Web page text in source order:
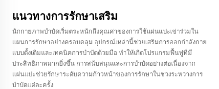
แนวทางการรักษาเสริม
นักกายภาพบำบัดเริ่มตระหนักถึงคุณค่าของการใช้แผ่นแปะเข่าร่วมใน
แผนการรักษาอย่างครอบคลุม อุปกรณ์เหล่านี้ช่วยเสริมการออกกำลังกาย
แบบดั้งเดิมและเทคนิคการบำบัดด้วยมือ ทำให้เกิดโปรแกรมฟื้นฟูที่มี
ประสิทธิภาพมากยิ่งขึ้น การสนับสนุนและการบำบัดอย่างต่อเนื่องจาก
แผ่นแปะช่วยรักษาระดับความก้าวหน้าของการรักษาในช่วงระหว่างการ
บำบัดแต่ละครั้ง